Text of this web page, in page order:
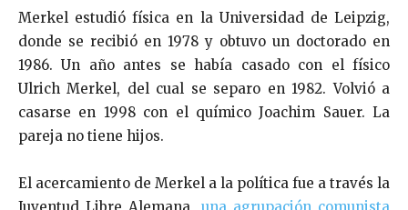
Merkel estudió física en la Universidad de Leipzig,
donde se recibió en 1978 y obtuvo un doctorado en
1986. Un año antes se había casado con el físico
Ulrich Merkel, del cual se separo en 1982. Volvió a
casarse en 1998 con el químico Joachim Sauer. La
pareja no tiene hijos.
El acercamiento de Merkel a la política fue a través la